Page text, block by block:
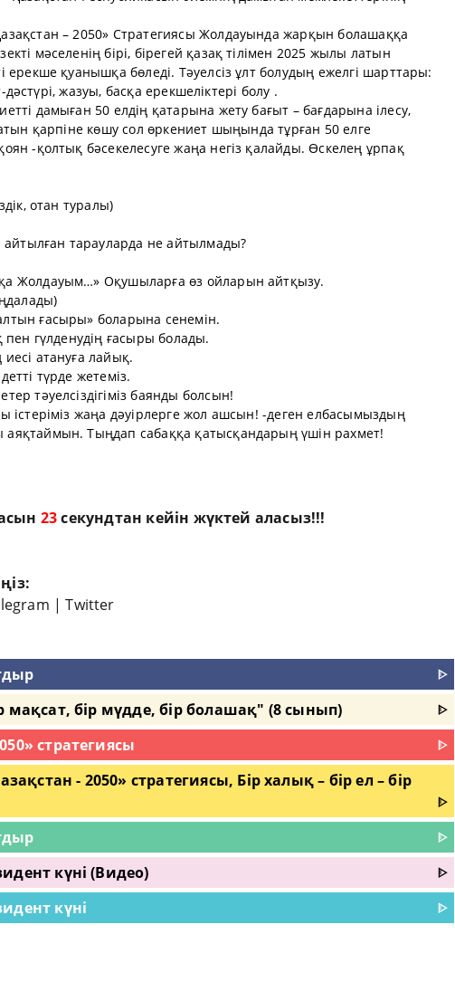
– 2050» Стратегиясы Жолдауында жарқын болашаққа
мәселенің бірі, бірегей қазақ тілімен 2025 жылы латын
ерекше қуанышқа бөледі. Тәуелсіз ұлт болудың ежелгі шарттары:
дәстүрі, жазуы, басқа ерекшеліктері болу .
дамыған 50 елдің қатарына жету бағыт – бағдарына ілесу,
қарпіне көшу сол өркениет шыңында тұрған 50 елге
-қолтық бәсекелесуге жаңа негіз қалайды. Өскелең ұрпақ
отан туралы)
тарауларда не айтылмады?
Жолдауым…» Оқушыларға өз ойларын айтқызу.
ғасыры» боларына сенемін.
пен гүлденудің ғасыры болады.
атануға лайық.
түрде жетеміз.
тәуелсіздігіміз баянды болсын!
істеріміз жаңа дәуірлерге жол ашсын! -деген елбасымыздың
Тыңдап сабаққа қатысқандарың үшін рахмет!
23секундтан кейін жүктей аласыз!!!
|Twitter
ᐈ
мақсат, бір мүдде, бір болашақ" (8 сынып)
ᐈ
стратегиясы
ᐈ
- 2050» стратегиясы, Бір халық – бір ел – бір
ᐈ
ᐈ
күні (Видео)
ᐈ
күні
ᐈ